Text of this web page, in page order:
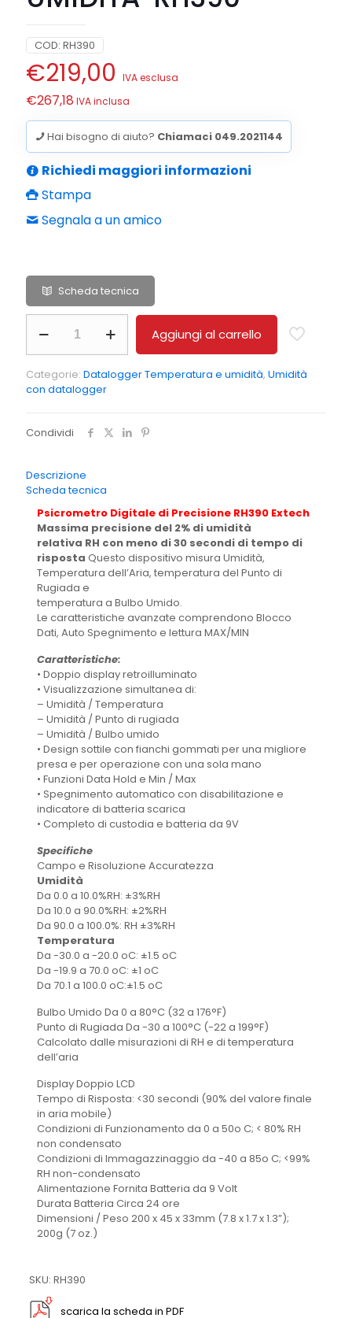
COD: RH390
€219,00 IVA esclusa
€267,18 IVA inclusa
Hai bisogno di aiuto? Chiamaci 049.2021144
Richiedi maggiori informazioni
Stampa
Segnala a un amico
Scheda tecnica
TEMPERATURA
UMIDITA'
RH390
Aggiungi al carrello
Categorie: Datalogger Temperatura e umidità, Umidità
con datalogger
Condividi
Descrizione
Scheda tecnica
Psicrometro Digitale di Precisione RH390 Extech
Massima precisione del 2% di umidità
relativa RH con meno di 30 secondi di tempo di
risposta Questo dispositivo misura Umidità,
Temperatura dell’Aria, temperatura del Punto di
Rugiada e
temperatura a Bulbo Umido.
Le caratteristiche avanzate comprendono Blocco
Dati, Auto Spegnimento e lettura MAX/MIN
Caratteristiche:
• Doppio display retroilluminato
• Visualizzazione simultanea di:
– Umidità / Temperatura
– Umidità / Punto di rugiada
– Umidità / Bulbo umido
• Design sottile con fianchi gommati per una migliore
presa e per operazione con una sola mano
• Funzioni Data Hold e Min / Max
• Spegnimento automatico con disabilitazione e
indicatore di batteria scarica
• Completo di custodia e batteria da 9V
Specifiche
Campo e Risoluzione Accuratezza
Umidità
Da 0.0 a 10.0%RH: ±3%RH
Da 10.0 a 90.0%RH: ±2%RH
Da 90.0 a 100.0%: RH ±3%RH
Temperatura
Da -30.0 a -20.0 oC: ±1.5 oC
Da -19.9 a 70.0 oC: ±1 oC
Da 70.1 a 100.0 oC:±1.5 oC
Bulbo Umido Da 0 a 80°C (32 a 176°F)
Punto di Rugiada Da -30 a 100°C (-22 a 199°F)
Calcolato dalle misurazioni di RH e di temperatura
dell’aria
Display Doppio LCD
Tempo di Risposta: <30 secondi (90% del valore finale
in aria mobile)
Condizioni di Funzionamento da 0 a 50o C; < 80% RH
non condensato
Condizioni di Immagazzinaggio da -40 a 85o C; <99%
RH non-condensato
Alimentazione Fornita Batteria da 9 Volt
Durata Batteria Circa 24 ore
Dimensioni / Peso 200 x 45 x 33mm (7.8 x 1.7 x 1.3”);
200g (7 oz.)
SKU: RH390
scarica la scheda in PDF